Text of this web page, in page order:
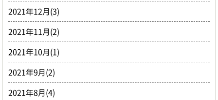
2021年12月(3)
2021年11月(2)
2021年10月(1)
2021年9月(2)
2021年8月(4)